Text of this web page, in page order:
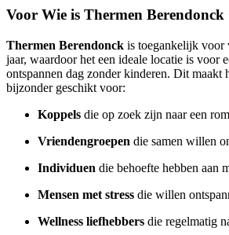
Voor Wie is Thermen Berendonck
Thermen Berendonck is toegankelijk voor
jaar, waardoor het een ideale locatie is voor
ontspannen dag zonder kinderen. Dit maakt
bijzonder geschikt voor:
Koppels die op zoek zijn naar een
Vriendengroepen die samen willen
Individuen die behoefte hebben aan
Mensen met stress die willen
Wellness liefhebbers die regelmatig